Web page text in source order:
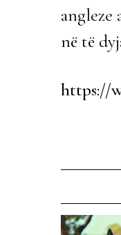
angleze
në të
https://